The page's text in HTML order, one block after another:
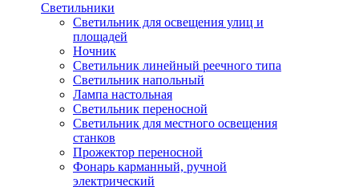
Светильники
Светильник для освещения улиц и
площадей
Ночник
Светильник линейный реечного типа
Светильник напольный
Лампа настольная
Светильник переносной
Светильник для местного освещения
станков
Прожектор переносной
Фонарь карманный, ручной
электрический